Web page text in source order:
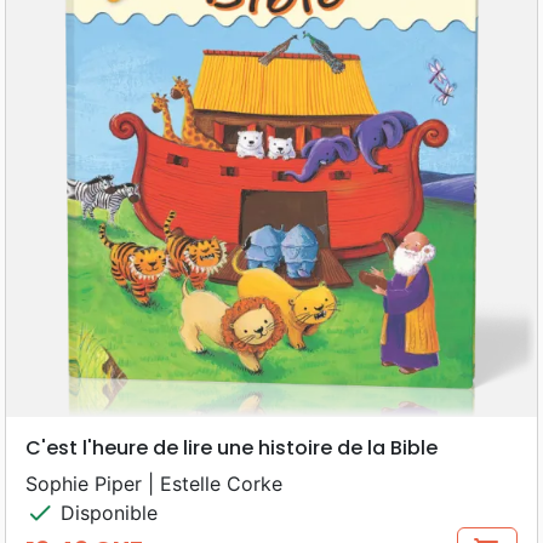
C'est l'heure de lire une histoire de la Bible
Sophie Piper | Estelle Corke
check Disponible